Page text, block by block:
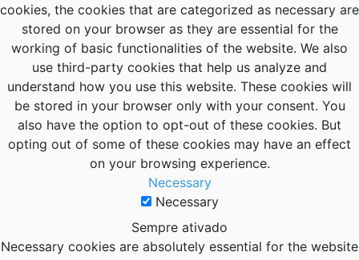
cookies, the cookies that are categorized as necessary are
stored on your browser as they are essential for the
working of basic functionalities of the website. We also
use third-party cookies that help us analyze and
understand how you use this website. These cookies will
be stored in your browser only with your consent. You
also have the option to opt-out of these cookies. But
opting out of some of these cookies may have an effect
on your browsing experience.
Necessary
Necessary
Sempre ativado
Necessary cookies are absolutely essential for the website